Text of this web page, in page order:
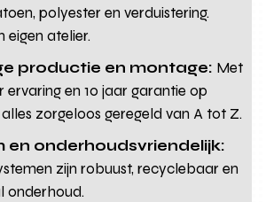
polyester en verduistering.
eigen atelier.
productie en montage: Met
ervaring en 10 jaar garantie op
zorgeloos geregeld van A tot Z.
en onderhoudsvriendelijk:
zijn robuust, recyclebaar en
onderhoud.